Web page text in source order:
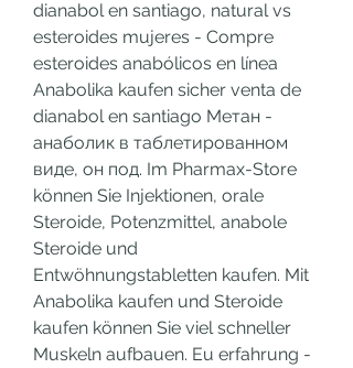
dianabol en santiago, natural vs
esteroides mujeres - Compre
esteroides anabólicos en línea
Anabolika kaufen sicher venta de
dianabol en santiago Метан -
анаболик в таблетированном
виде, он под. Im Pharmax-Store
können Sie Injektionen, orale
Steroide, Potenzmittel, anabole
Steroide und
Entwöhnungstabletten kaufen. Mit
Anabolika kaufen und Steroide
kaufen können Sie viel schneller
Muskeln aufbauen. Eu erfahrung -